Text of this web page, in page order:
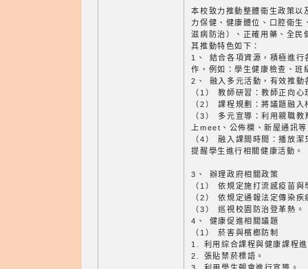
本校致力推動整體衛生政策以
力保健、健康體位、口腔衛生
滋病防治）、正確用藥、全民
其推動特色如下：
1、 結合各項資源，積極進行
作，例如：學生健康檢查、班
2、 融入多元活動，有效推動
（1） 教師研習：教師正向
（2） 課程規劃：將議題融
（3） 多元宣導：利用親職
上meet、公佈欄、新屋通訊
（4） 融入課間時間：播放
提醒學生進行相關健康活動。
3、 辦理政府相關政策
（1） 依規定施打流感疫苗與
（2） 依規定通報法定傳染
（3） 巡視校園防治登革熱。
4、 健康促進相關議題
（1） 菸害與檳榔防制
1. 利用綜合課程與健康課程
2. 張貼禁菸標語。